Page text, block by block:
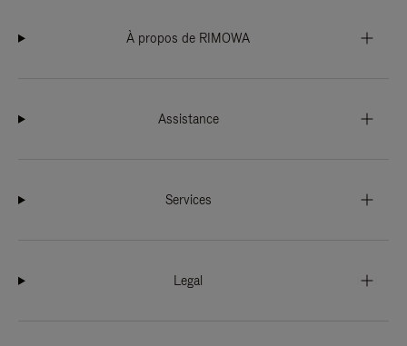
À propos de RIMOWA
Assistance
Services
Legal